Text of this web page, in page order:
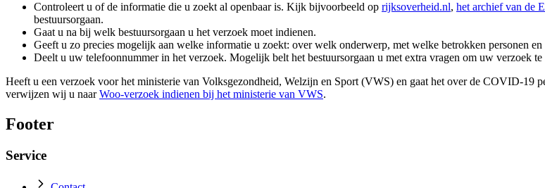
Controleert u of de informatie die u zoekt al openbaar is. Kijk bijvoorbeeld op rijksoverheid.nl, het archief van de
bestuursorgaan.
Gaat u na bij welk bestuursorgaan u het verzoek moet indienen.
Geeft u zo precies mogelijk aan welke informatie u zoekt: over welk onderwerp, met welke betrokken personen
Deelt u uw telefoonnummer in het verzoek. Mogelijk belt het bestuursorgaan u met extra vragen om uw verzoek te
Heeft u een verzoek voor het ministerie van Volksgezondheid, Welzijn en Sport (VWS) en gaat het over de COVID-19
verwijzen wij u naarWoo-verzoek indienen bij het ministerie van VWS.
Footer
Service